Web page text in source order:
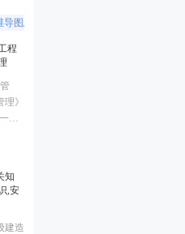
图总结精彩，考点层次分明。
程
》
。
知
,安
建造